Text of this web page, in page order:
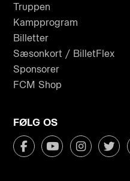
Truppen
Kampprogram
Billetter
Sæsonkort / BilletFlex
Sponsorer
FCM Shop
FØLG OS